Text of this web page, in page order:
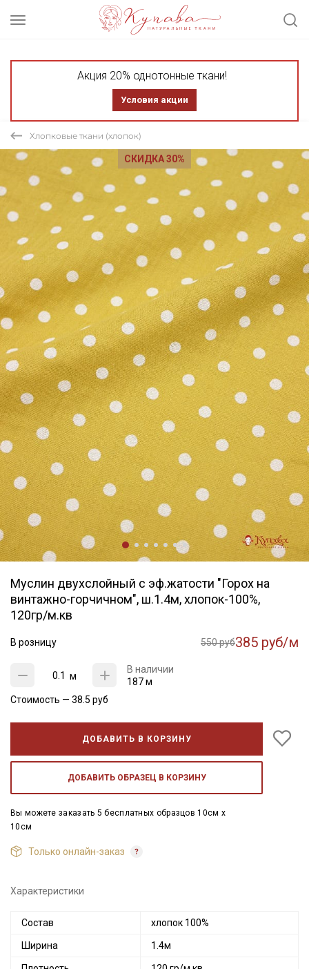
Акция 20% однотонные ткани!
Условия акции
Хлопковые ткани (хлопок)
СКИДКА 30%
Муслин двухслойный с эф.жатости "Горох на
винтажно-горчичном", ш.1.4м, хлопок-100%,
120гр/м.кв
В розницу 550 руб385 руб/м
м
В наличии
187 м
Стоимость — 38.5 руб
ДОБАВИТЬ В КОРЗИНУ
ДОБАВИТЬ ОБРАЗЕЦ В КОРЗИНУ
Вы можете заказать 5 бесплатных образцов 10см x
10см
Только онлайн-заказ
Характеристики
Состав хлопок 100%
Ширина 1.4м